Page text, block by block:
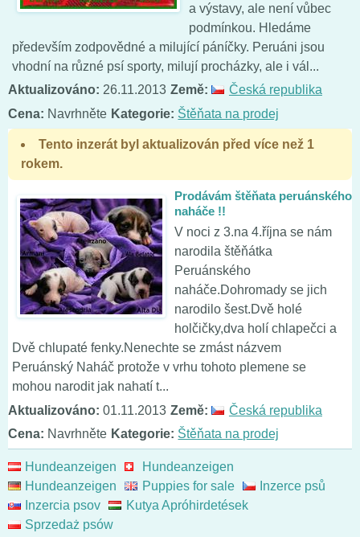
a výstavy, ale není vůbec
podmínkou. Hledáme
především zodpovědné a milující páníčky. Peruáni jsou
vhodní na různé psí sporty, milují procházky, ale i vál...
Aktualizováno: 26.11.2013 Země:
Česká republika
Cena: Navrhněte Kategorie: Štěňata na prodej
Tento inzerát byl aktualizován před více než 1
rokem.
Prodávám štěňata peruánského
naháče !!
V noci z 3.na 4.října se nám
narodila štěňátka
Peruánského
naháče.Dohromady se jich
narodilo šest.Dvě holé
holčičky,dva holí chlapečci a
Dvě chlupaté fenky.Nenechte se zmást názvem
Peruánský Naháč protože v vrhu tohoto plemene se
mohou narodit jak nahatí t...
Aktualizováno: 01.11.2013 Země:
Česká republika
Cena: Navrhněte Kategorie: Štěňata na prodej
Hundeanzeigen
Hundeanzeigen
Hundeanzeigen
Puppies for sale
Inzerce psů
Inzercia psov
Kutya Apróhirdetések
Sprzedaż psów